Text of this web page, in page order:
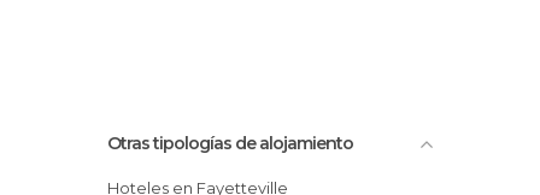
Otras tipologías de alojamiento
Hoteles en Fayetteville